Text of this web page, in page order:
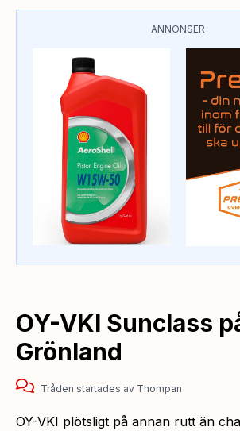
ANNONSER
OY-VKI Sunclass
Grönland
Tråden startades av Thompan
OY-VKI plötsligt på annan rutt än